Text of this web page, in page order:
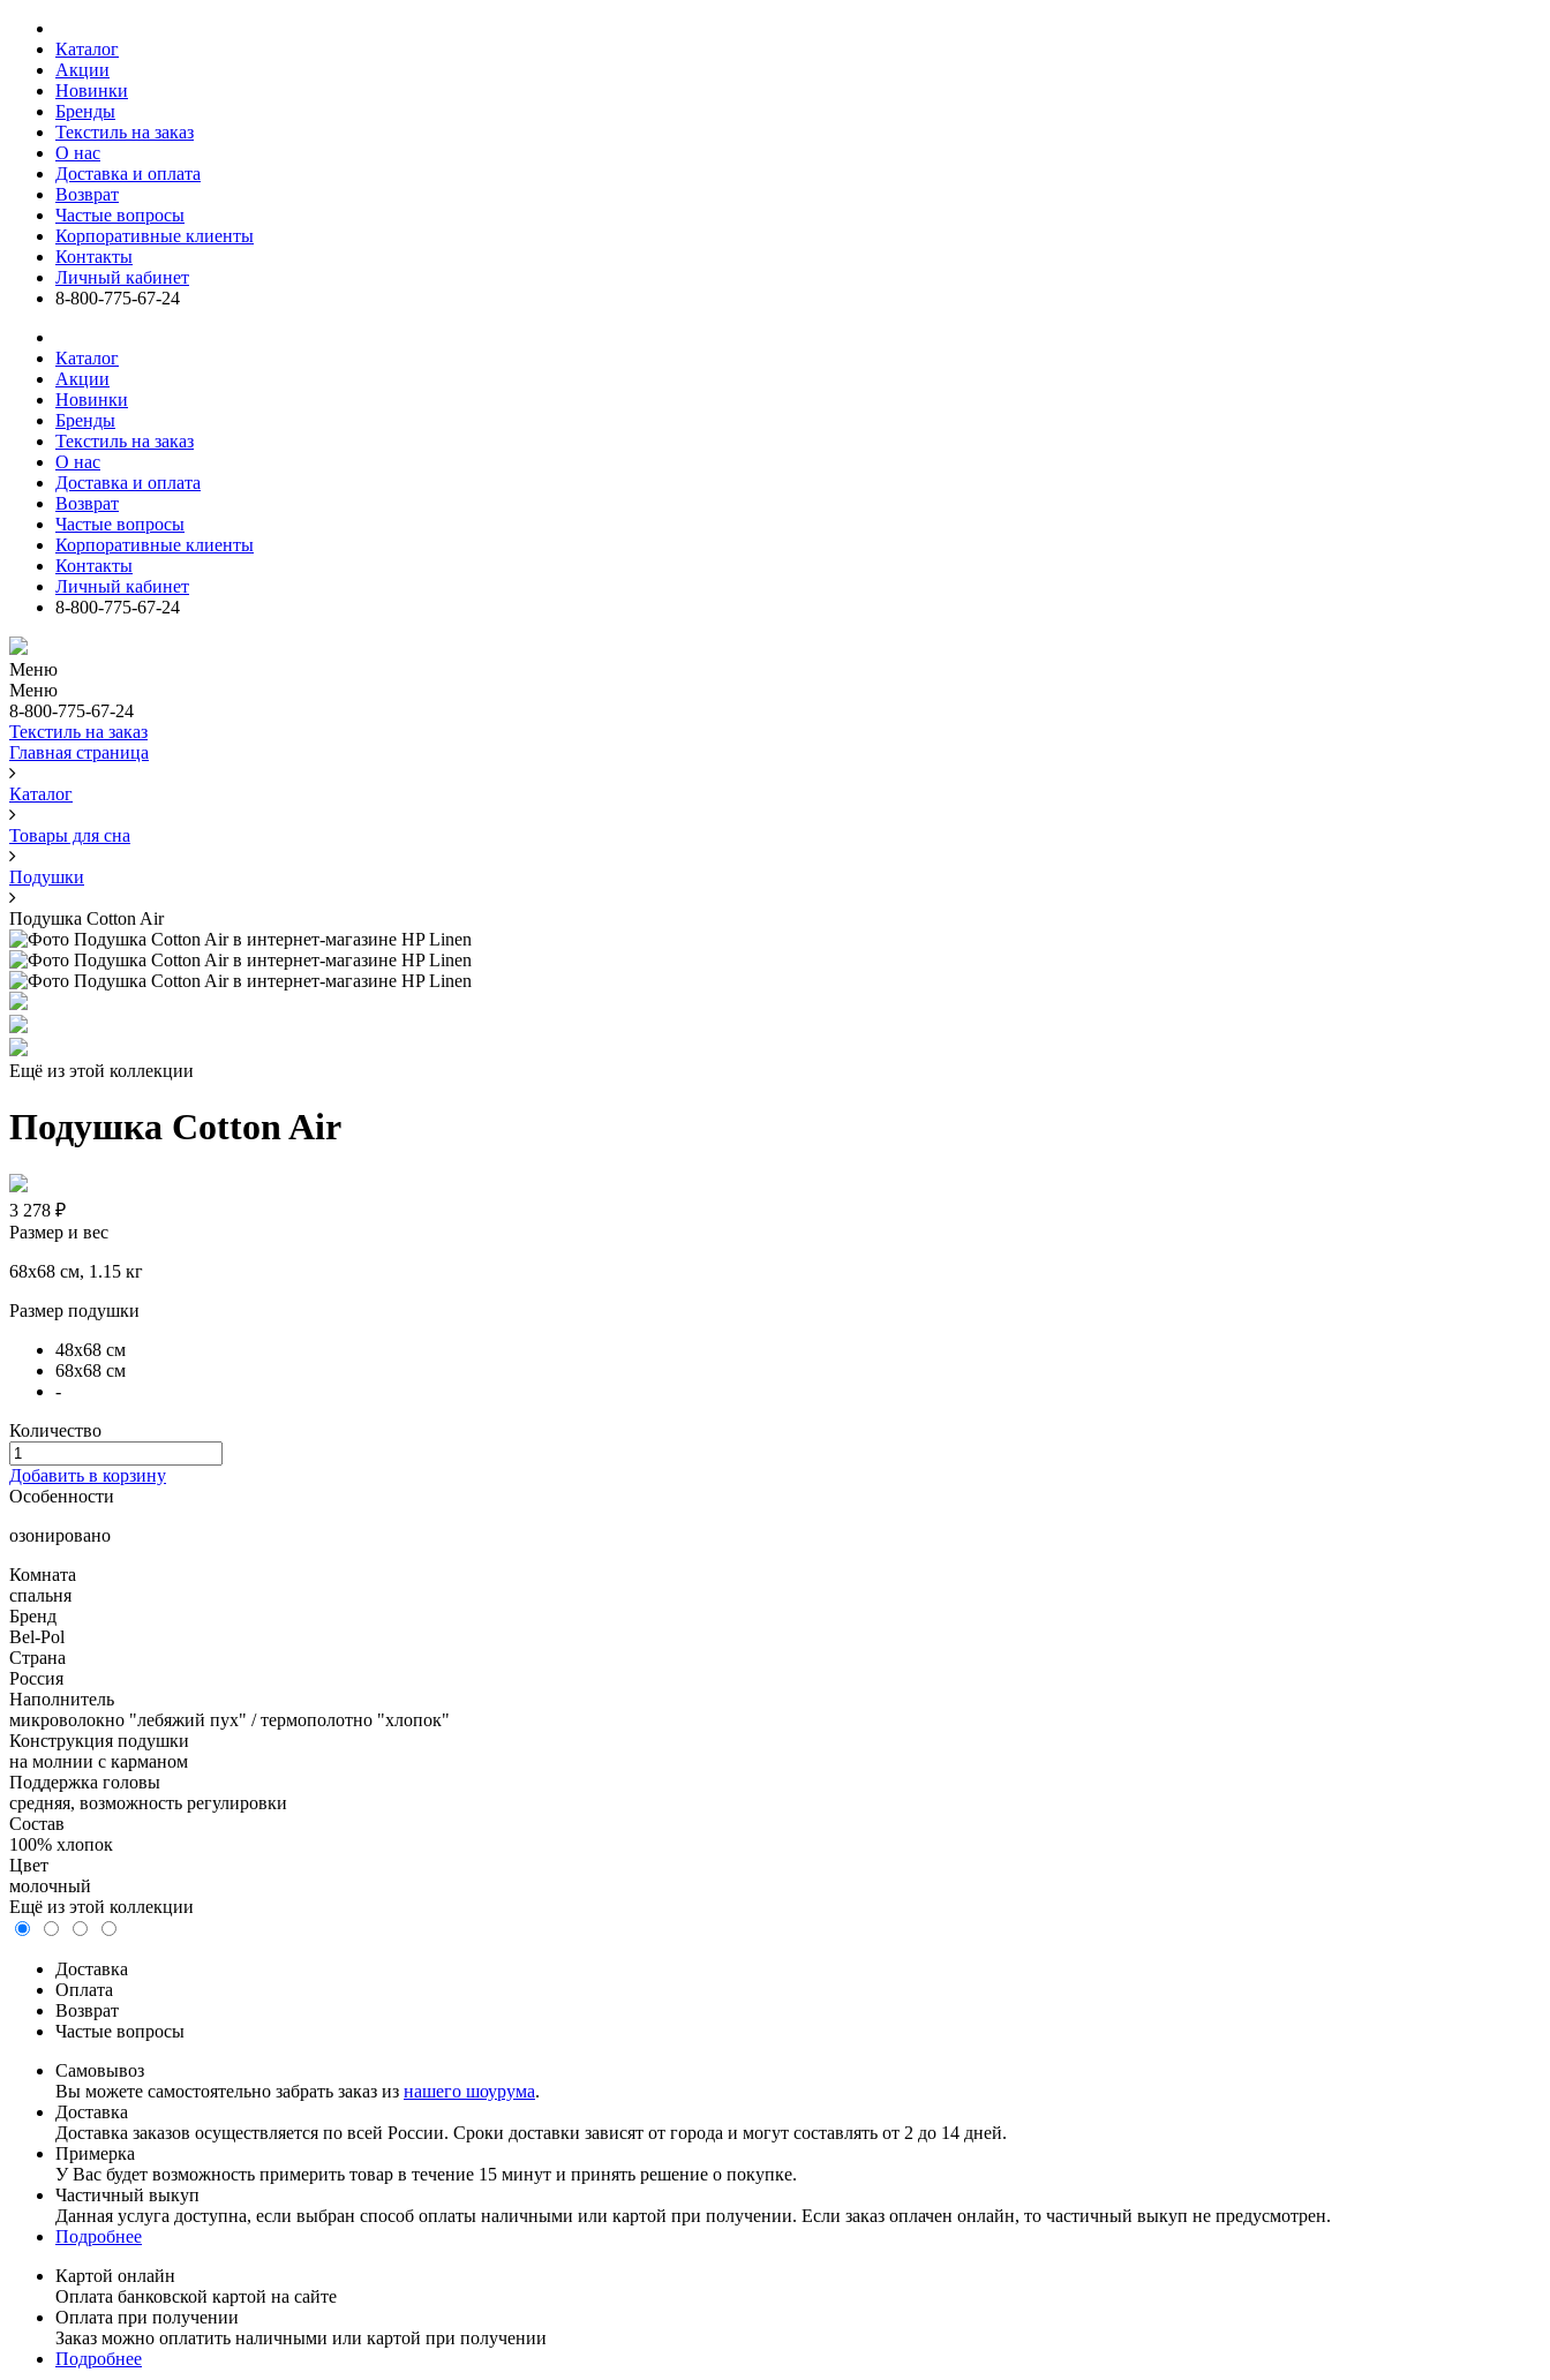
Каталог
Акции
Новинки
Бренды
Текстиль на заказ
О нас
Доставка и оплата
Возврат
Частые вопросы
Корпоративные клиенты
Контакты
Личный кабинет
8-800-775-67-24
Каталог
Акции
Новинки
Бренды
Текстиль на заказ
О нас
Доставка и оплата
Возврат
Частые вопросы
Корпоративные клиенты
Контакты
Личный кабинет
8-800-775-67-24
Меню
Меню
8-800-775-67-24
Текстиль на заказ
Главная страница
Каталог
Товары для сна
Подушки
Подушка Cotton Air
Ещё из этой коллекции
Подушка Cotton Air
3 278 ₽
Размер и вес
68x68 см, 1.15 кг
Размер подушки
48х68 см
68х68 см
-
Количество
Добавить в корзину
Особенности
озонировано
Комната
спальня
Бренд
Bel-Pol
Страна
Россия
Наполнитель
микроволокно "лебяжий пух" / термополотно "хлопок"
Конструкция подушки
на молнии с карманом
Поддержка головы
средняя, возможность регулировки
Состав
100% хлопок
Цвет
молочный
Ещё из этой коллекции
Доставка
Оплата
Возврат
Частые вопросы
Самовывоз
Вы можете самостоятельно забрать заказ из нашего шоурума.
Доставка
Доставка заказов осуществляется по всей России. Сроки доставки зависят от города и могут составлять от 2 до 14 дней.
Примерка
У Вас будет возможность примерить товар в течение 15 минут и принять решение о покупке.
Частичный выкуп
Данная услуга доступна, если выбран способ оплаты наличными или картой при получении. Если заказ оплачен онлайн, то частичный выкуп не предусмотрен.
Подробнее
Картой онлайн
Оплата банковской картой на сайте
Оплата при получении
Заказ можно оплатить наличными или картой при получении
Подробнее